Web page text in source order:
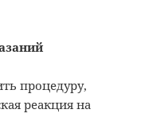
процедуру,
реакция на